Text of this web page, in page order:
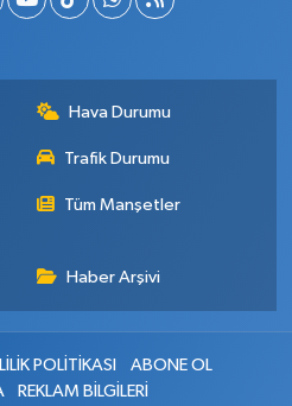
Hava Durumu
Trafik Durumu
Tüm Manşetler
Haber Arşivi
POLİTİKASI
ABONE OL
REKLAM BİLGİLERİ